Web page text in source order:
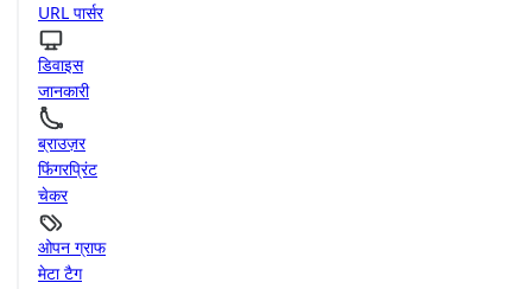
URL पार्सर
डिवाइस
जानकारी
ब्राउज़र
फिंगरप्रिंट
चेकर
ओपन ग्राफ
मेटा टैग